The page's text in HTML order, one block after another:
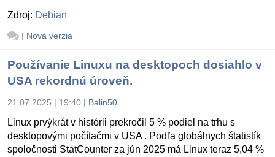
Zdroj: Debian
| Nová verzia
Používanie Linuxu na desktopoch dosiahlo v
USA rekordnú úroveň.
21.07.2025 | 19:40 | Balin50
Linux prvýkrát v histórii prekročil 5 % podiel na trhu s
desktopovými počítačmi v USA . Podľa globálnych štatistík
spoločnosti StatCounter za jún 2025 má Linux teraz 5,04 %